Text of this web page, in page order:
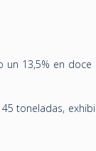
un 13,5% en doce
toneladas,